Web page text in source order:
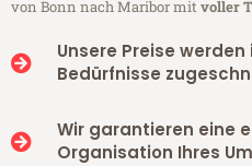
von Bonn nach Maribor mitvoller
Unsere Preise
Bedürfnisse
Wir garantieren eine
Organisation Ihres